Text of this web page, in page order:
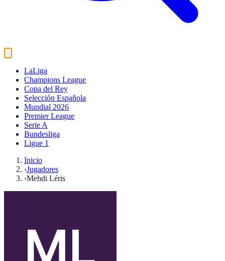
LaLiga
Champions League
Copa del Rey
Selección Española
Mundial 2026
Premier League
Serie A
Bundesliga
Ligue 1
Inicio
›Jugadores
›Mehdi Léris